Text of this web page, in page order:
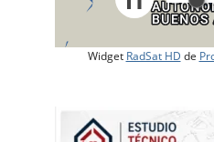
Widget RadSat HD de